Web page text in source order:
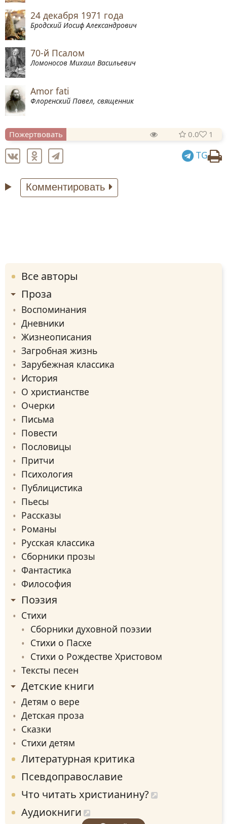
24 декабря 1971 года
Бродский Иосиф Александрович
70-й Псалом
Ломоносов Михаил Васильевич
Amor fati
Флоренский Павел, священник
Пожертвовать 0.0 1
TG
Комментировать
Все авторы
Проза
Воспоминания
Дневники
Жизнеописания
Загробная жизнь
Зарубежная классика
История
О христианстве
Очерки
Письма
Повести
Пословицы
Притчи
Психология
Публицистика
Пьесы
Рассказы
Романы
Русская классика
Сборники прозы
Фантастика
Философия
Поэзия
Стихи
Сборники духовной поэзии
Стихи о Пасхе
Стихи о Рождестве Христовом
Тексты песен
Детские книги
Детям о вере
Детская проза
Сказки
Стихи детям
Литературная критика
Псевдоправославие
Что читать христианину?
Аудиокниги